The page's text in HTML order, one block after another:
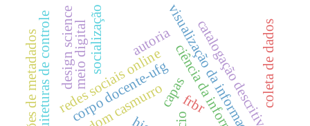
ciência da informação
redes sociais onlinevisualização da informação
capas
dom casmurro frbrcatalogação descritiva
arquiteturas de controle meio digital autoria
corpo docente-ufg
padrões de metadados coleta de dados
design science socialização